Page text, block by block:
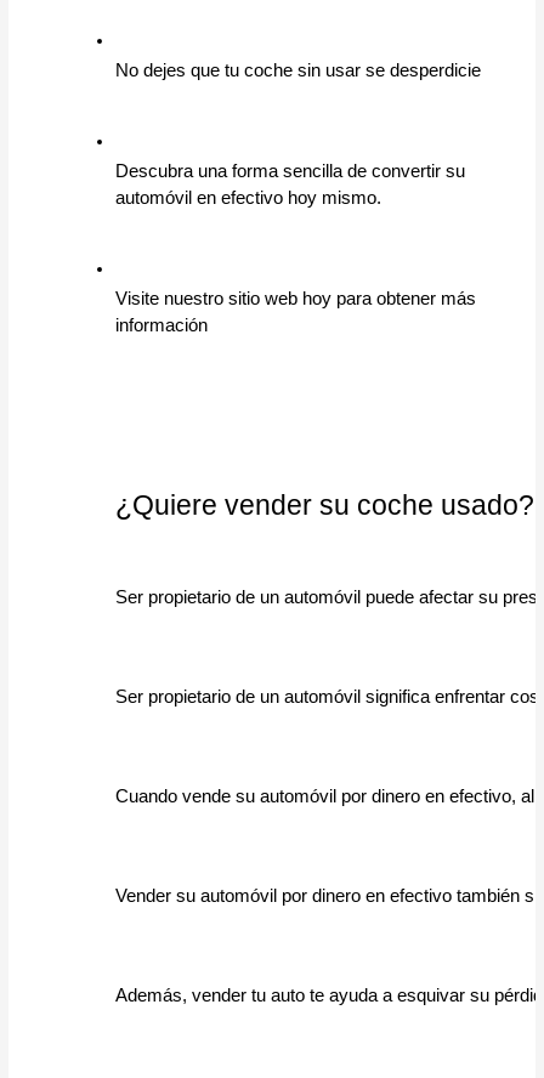
No dejes que tu coche sin usar se desperdicie
Descubra una forma sencilla de convertir su
automóvil en efectivo hoy mismo.
Visite nuestro sitio web hoy para obtener más
información
¿Quiere vender su coche
Ser propietario de un automóvil puede afectar su
Ser propietario de un automóvil significa enfrentar
Cuando vende su automóvil por dinero en efectivo,
Vender su automóvil por dinero en efectivo también
Además, vender tu auto te ayuda a esquivar su